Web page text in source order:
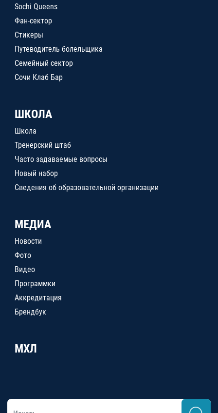
Sochi Queens
Фан-сектор
Стикеры
Путеводитель болельщика
Семейный сектор
Сочи Клаб Бар
ШКОЛА
Школа
Тренерский штаб
Часто задаваемые вопросы
Новый набор
Сведения об образовательной организации
МЕДИА
Новости
Фото
Видео
Программки
Аккредитация
Брендбук
МХЛ